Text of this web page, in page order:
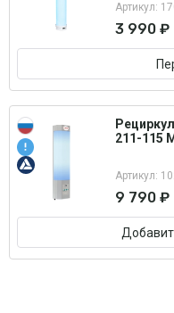
Артикул:
3 990 ₽
211-115
Артикул:
9 790 ₽